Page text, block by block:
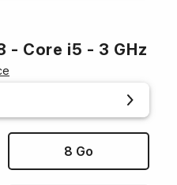
- Core i5 - 3 GHz
8 Go